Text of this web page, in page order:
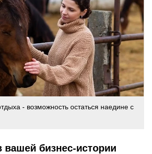
- возможность остаться наедине с
бизнес-истории